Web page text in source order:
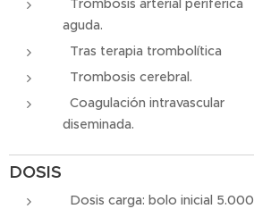
Trombosis arterial periférica
aguda.
Tras terapia trombolítica
Trombosis cerebral.
Coagulación intravascular
diseminada.
DOSIS
Dosis carga: bolo inicial 5.000